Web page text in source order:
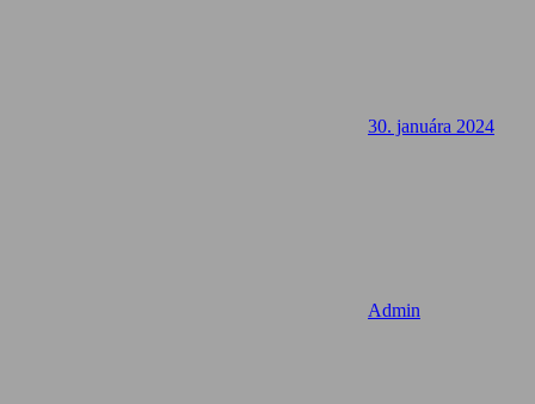
30. januára 2024
Admin